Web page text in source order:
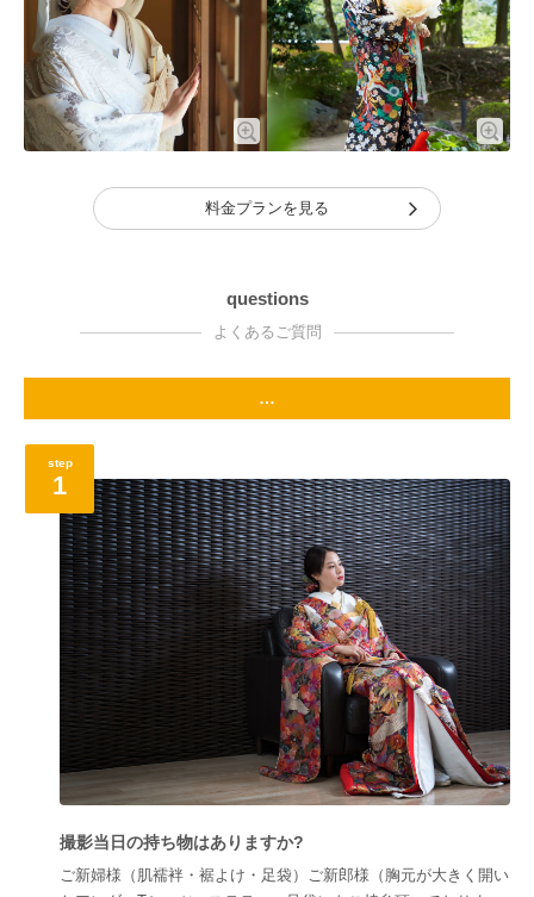
料金プランを見る
questions
よくあるご質問
…
step
1
撮影当日の持ち物はありますか?
ご新婦様（肌襦袢・裾よけ・足袋）ご新郎様（胸元が大きく開い